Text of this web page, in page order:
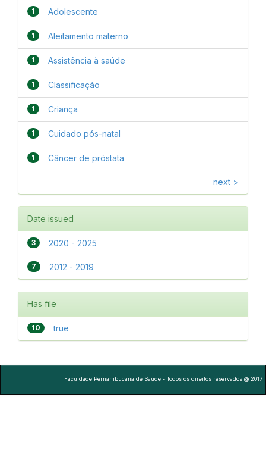
1 Adolescente
1 Aleitamento materno
1 Assistência à saúde
1 Classificação
1 Criança
1 Cuidado pós-natal
1 Câncer de próstata
next >
Date issued
3 2020 - 2025
7 2012 - 2019
Has file
10 true
Faculdade Pernambucana de Saude - Todos os direitos reservados @ 2017